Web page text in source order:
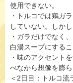
使用できない。
・トルコでは鶏ガ
していない。しか
・ガラだけでなく
白湯スープにする
・味のアクセント
べなから想像を膨
＜2日目：トルコ流